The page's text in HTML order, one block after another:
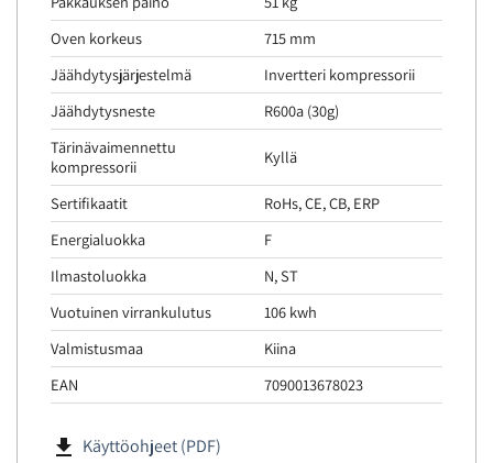
Oven korkeus
715 mm
Jäähdytysjärjestelmä
Invertteri kompressorii
Jäähdytysneste
R600a (30g)
Tärinävaimennettu
kompressorii
Kyllä
Sertifikaatit
RoHs, CE, CB, ERP
Energialuokka
F
Ilmastoluokka
N, ST
Vuotuinen virrankulutus
106 kwh
Valmistusmaa
Kiina
EAN
7090013678023
file_download Käyttöohjeet (PDF)